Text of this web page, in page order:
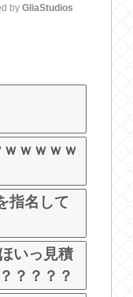
by GliaStudios
ｗｗｗｗ
指名して
いっ見積
？？？？